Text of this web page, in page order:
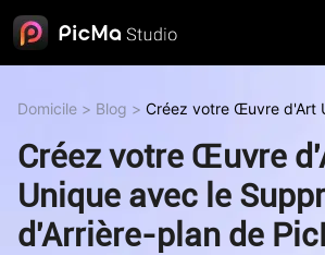
Domicile > Blog > Créez votre Œuvre d'Art
Créez votre Œuvre
Unique avec le
d'Arrière-plan de